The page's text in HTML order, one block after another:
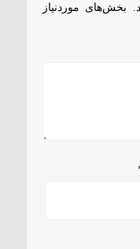
بخش‌های موردنیاز